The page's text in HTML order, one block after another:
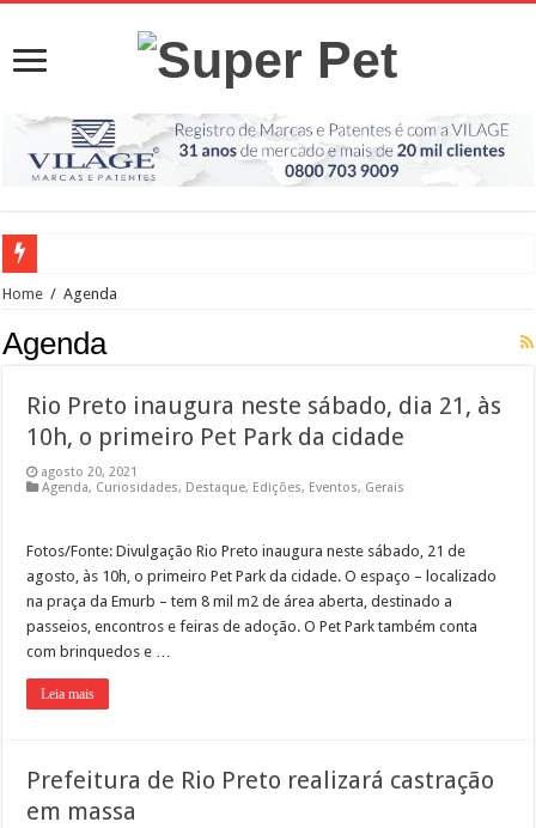
Rio Preto inaugura neste sábado, dia 21, às 10h, o primeiro Pet Park da cidade
Estado anuncia hospital veterinário em Rio Preto
Conheça quatro benefícios do selênio orgânico nas rações para pets
Paulo de Faria terá canil municipal
Quarentena pode causar ansiedade e depressão em animais de estimação
Indaiatuba ainda mais Pet Friendly
Como preparar o ambiente para a chegada do cão?
Em SP, DEPA – Delegacia Eletrônica de Proteção Animal completa dois anos
Home / Agenda
Agenda
Rio Preto inaugura neste sábado, dia 21, às
10h, o primeiro Pet Park da cidade
agosto 20, 2021
Agenda, Curiosidades, Destaque, Edições, Eventos, Gerais
Fotos/Fonte: Divulgação Rio Preto inaugura neste sábado, 21 de
agosto, às 10h, o primeiro Pet Park da cidade. O espaço – localizado
na praça da Emurb – tem 8 mil m2 de área aberta, destinado a
passeios, encontros e feiras de adoção. O Pet Park também conta
com brinquedos e …
Leia mais
Prefeitura de Rio Preto realizará castração
em massa